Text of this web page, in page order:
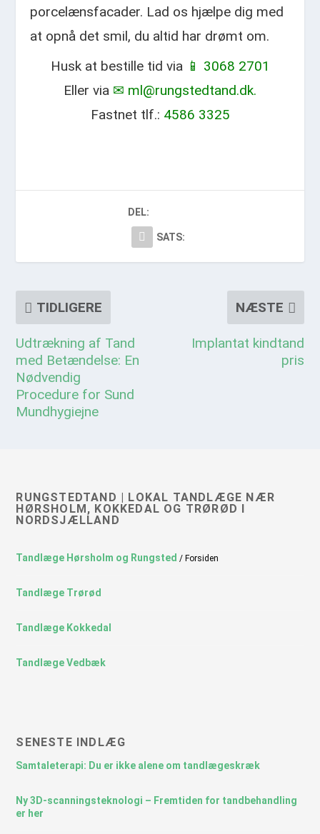
porcelænsfacader. Lad os hjælpe dig med
at opnå det smil, du altid har drømt om.
Husk at bestille tid via 📱 3068 2701
Eller via ✉ ml@rungstedtand.dk.
Fastnet tlf.: 4586 3325
DEL:
SATS:
TIDLIGERE
Udtrækning af Tand
med Betændelse: En
Nødvendig
Procedure for Sund
Mundhygiejne
NÆSTE
Implantat kindtand
pris
RUNGSTEDTAND | LOKAL TANDLÆGE NÆR
HØRSHOLM, KOKKEDAL OG TRØRØD I
NORDSJÆLLAND
Tandlæge Hørsholm og Rungsted / Forsiden
Tandlæge Trørød
Tandlæge Kokkedal
Tandlæge Vedbæk
SENESTE INDLÆG
Samtaleterapi: Du er ikke alene om tandlægeskræk
Ny 3D-scanningsteknologi – Fremtiden for tandbehandling
er her